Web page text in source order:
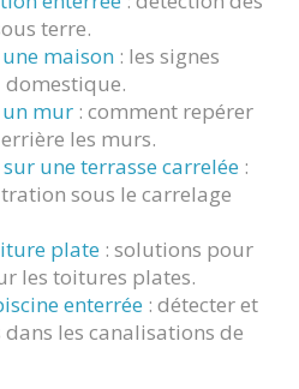
terre.
maison : les signes
mur : comment repérer
les murs.
une terrasse carrelée :
sous le carrelage
plate : solutions pour
les toitures plates.
enterrée : détecter et
les canalisations de